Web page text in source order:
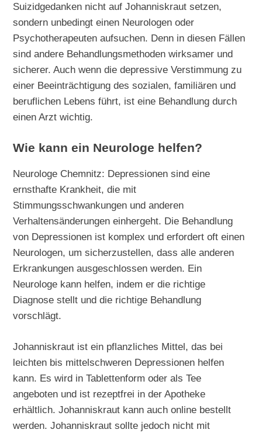
Suizidgedanken nicht auf Johanniskraut setzen,
sondern unbedingt einen Neurologen oder
Psychotherapeuten aufsuchen. Denn in diesen Fällen
sind andere Behandlungsmethoden wirksamer und
sicherer. Auch wenn die depressive Verstimmung zu
einer Beeinträchtigung des sozialen, familiären und
beruflichen Lebens führt, ist eine Behandlung durch
einen Arzt wichtig.
Wie kann ein Neurologe helfen?
Neurologe Chemnitz: Depressionen sind eine
ernsthafte Krankheit, die mit
Stimmungsschwankungen und anderen
Verhaltensänderungen einhergeht. Die Behandlung
von Depressionen ist komplex und erfordert oft einen
Neurologen, um sicherzustellen, dass alle anderen
Erkrankungen ausgeschlossen werden. Ein
Neurologe kann helfen, indem er die richtige
Diagnose stellt und die richtige Behandlung
vorschlägt.
Johanniskraut ist ein pflanzliches Mittel, das bei
leichten bis mittelschweren Depressionen helfen
kann. Es wird in Tablettenform oder als Tee
angeboten und ist rezeptfrei in der Apotheke
erhältlich. Johanniskraut kann auch online bestellt
werden. Johanniskraut sollte jedoch nicht mit